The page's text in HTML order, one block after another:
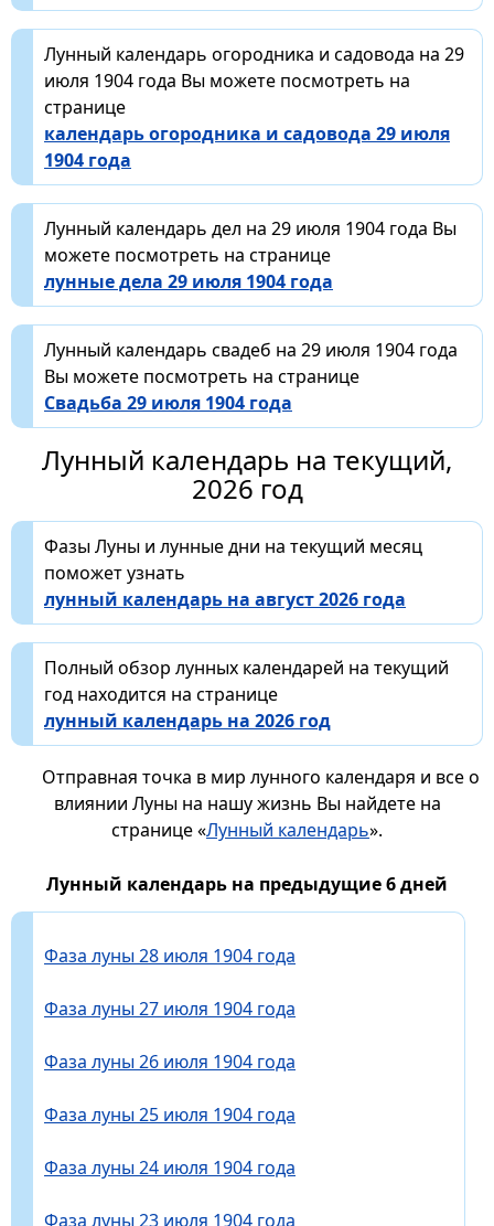
Лунный календарь огородника и садовода на 29
июля 1904 года Вы можете посмотреть на
странице
календарь огородника и садовода 29 июля
1904 года
Лунный календарь дел на 29 июля 1904 года Вы
можете посмотреть на странице
лунные дела 29 июля 1904 года
Лунный календарь свадеб на 29 июля 1904 года
Вы можете посмотреть на странице
Свадьба 29 июля 1904 года
Лунный календарь на текущий,
2026 год
Фазы Луны и лунные дни на текущий месяц
поможет узнать
лунный календарь на август 2026 года
Полный обзор лунных календарей на текущий
год находится на странице
лунный календарь на 2026 год
Отправная точка в мир лунного календаря и все о
влиянии Луны на нашу жизнь Вы найдете на
странице «Лунный календарь».
Лунный календарь на предыдущие 6 дней
Фаза луны 28 июля 1904 года
Фаза луны 27 июля 1904 года
Фаза луны 26 июля 1904 года
Фаза луны 25 июля 1904 года
Фаза луны 24 июля 1904 года
Фаза луны 23 июля 1904 года